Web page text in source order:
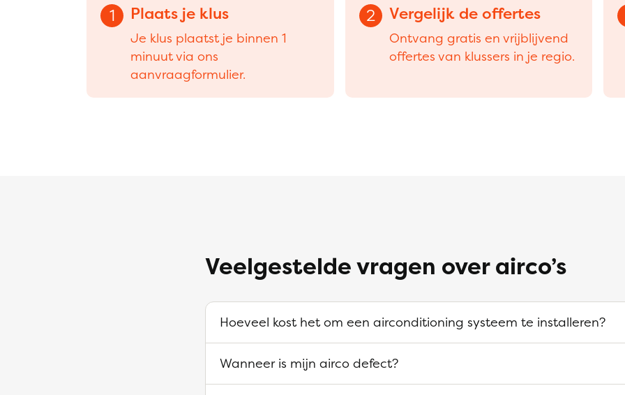
1 Plaats je klus
Je klus plaatst je binnen 1
minuut via ons
aanvraagformulier.
2 Vergelijk de offertes
Ontvang gratis en vrijblijvend
offertes van klussers in je regio.
Veelgestelde vragen over airco’s
Hoeveel kost het om een airconditioning systeem te installeren?
Wanneer is mijn airco defect?